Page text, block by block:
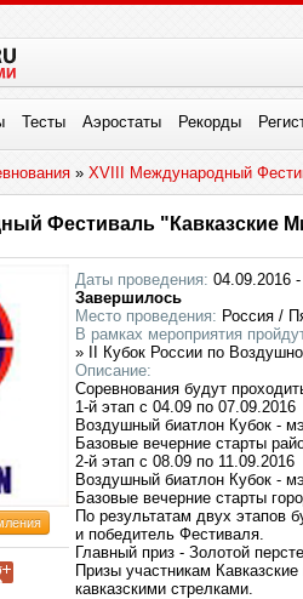
Тесты Аэростаты Рекорды
» ХVIII Международный
Фестиваль "Кавказские
Даты проведения: 04.09.2016
Завершилось
Место проведения: Россия /
В рамках мероприятия
» II Кубок России по
Описание:
Соревнования будут
1-й этап с 04.09 по 07.09.2016
Воздушный биатлон Кубок -
Базовые вечерние старты
2-й этап с 08.09 по 11.09.2016
Воздушный биатлон Кубок -
Базовые вечерние старты
По результатам двух этапов
и победитель Фестиваля.
Главный приз - Золотой
Призы участникам
кавказскими стрелками.